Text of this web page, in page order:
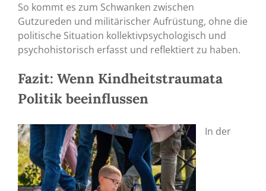
So kommt es zum Schwanken zwischen
Gutzureden und militärischer Aufrüstung, ohne die
politische Situation kollektivpsychologisch und
psychohistorisch erfasst und reflektiert zu haben.
Fazit: Wenn Kindheitstraumata
Politik beeinflussen
In der